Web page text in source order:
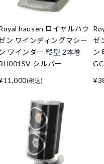
hausen ロイヤルハウ
ン ワインディングマシー
ン ワインダー 縦型 2本巻
シルバー
(税込)
ゼ
ン